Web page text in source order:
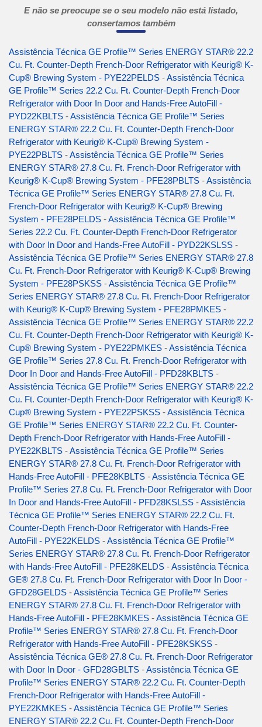
E não se preocupe se o seu modelo não está listado,
consertamos também
Assistência Técnica GE Profile™ Series ENERGY STAR® 22.2
Cu. Ft. Counter-Depth French-Door Refrigerator with Keurig® K-
Cup® Brewing System - PYE22PELDS -Assistência Técnica
GE Profile™ Series 22.2 Cu. Ft. Counter-Depth French-Door
Refrigerator with Door In Door and Hands-Free AutoFill -
PYD22KBLTS -Assistência Técnica GE Profile™ Series
ENERGY STAR® 22.2 Cu. Ft. Counter-Depth French-Door
Refrigerator with Keurig® K-Cup® Brewing System -
PYE22PBLTS -Assistência Técnica GE Profile™ Series
ENERGY STAR® 27.8 Cu. Ft. French-Door Refrigerator with
Keurig® K-Cup® Brewing System - PFE28PBLTS -Assistência
Técnica GE Profile™ Series ENERGY STAR® 27.8 Cu. Ft.
French-Door Refrigerator with Keurig® K-Cup® Brewing
System - PFE28PELDS -Assistência Técnica GE Profile™
Series 22.2 Cu. Ft. Counter-Depth French-Door Refrigerator
with Door In Door and Hands-Free AutoFill - PYD22KSLSS -
Assistência Técnica GE Profile™ Series ENERGY STAR® 27.8
Cu. Ft. French-Door Refrigerator with Keurig® K-Cup® Brewing
System - PFE28PSKSS -Assistência Técnica GE Profile™
Series ENERGY STAR® 27.8 Cu. Ft. French-Door Refrigerator
with Keurig® K-Cup® Brewing System - PFE28PMKES -
Assistência Técnica GE Profile™ Series ENERGY STAR® 22.2
Cu. Ft. Counter-Depth French-Door Refrigerator with Keurig® K-
Cup® Brewing System - PYE22PMKES -Assistência Técnica
GE Profile™ Series 27.8 Cu. Ft. French-Door Refrigerator with
Door In Door and Hands-Free AutoFill - PFD28KBLTS -
Assistência Técnica GE Profile™ Series ENERGY STAR® 22.2
Cu. Ft. Counter-Depth French-Door Refrigerator with Keurig® K-
Cup® Brewing System - PYE22PSKSS -Assistência Técnica
GE Profile™ Series ENERGY STAR® 22.2 Cu. Ft. Counter-
Depth French-Door Refrigerator with Hands-Free AutoFill -
PYE22KBLTS -Assistência Técnica GE Profile™ Series
ENERGY STAR® 27.8 Cu. Ft. French-Door Refrigerator with
Hands-Free AutoFill - PFE28KBLTS -Assistência Técnica GE
Profile™ Series 27.8 Cu. Ft. French-Door Refrigerator with Door
In Door and Hands-Free AutoFill - PFD28KSLSS -Assistência
Técnica GE Profile™ Series ENERGY STAR® 22.2 Cu. Ft.
Counter-Depth French-Door Refrigerator with Hands-Free
AutoFill - PYE22KELDS -Assistência Técnica GE Profile™
Series ENERGY STAR® 27.8 Cu. Ft. French-Door Refrigerator
with Hands-Free AutoFill - PFE28KELDS -Assistência Técnica
GE® 27.8 Cu. Ft. French-Door Refrigerator with Door In Door -
GFD28GELDS -Assistência Técnica GE Profile™ Series
ENERGY STAR® 27.8 Cu. Ft. French-Door Refrigerator with
Hands-Free AutoFill - PFE28KMKES -Assistência Técnica GE
Profile™ Series ENERGY STAR® 27.8 Cu. Ft. French-Door
Refrigerator with Hands-Free AutoFill - PFE28KSKSS -
Assistência Técnica GE® 27.8 Cu. Ft. French-Door Refrigerator
with Door In Door - GFD28GBLTS -Assistência Técnica GE
Profile™ Series ENERGY STAR® 22.2 Cu. Ft. Counter-Depth
French-Door Refrigerator with Hands-Free AutoFill -
PYE22KMKES -Assistência Técnica GE Profile™ Series
ENERGY STAR® 22.2 Cu. Ft. Counter-Depth French-Door